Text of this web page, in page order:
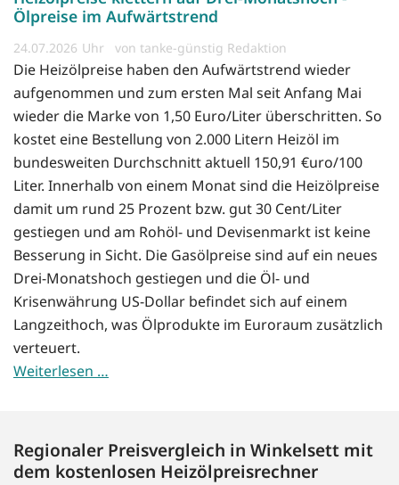
Ölpreise im Aufwärtstrend
24.07.2026 von tanke-günstig Redaktion
Die Heizölpreise haben den Aufwärtstrend wieder
aufgenommen und zum ersten Mal seit Anfang Mai
wieder die Marke von 1,50 Euro/Liter überschritten. So
kostet eine Bestellung von 2.000 Litern Heizöl im
bundesweiten Durchschnitt aktuell 150,91 €uro/100
Liter. Innerhalb von einem Monat sind die Heizölpreise
damit um rund 25 Prozent bzw. gut 30 Cent/Liter
gestiegen und am Rohöl- und Devisenmarkt ist keine
Besserung in Sicht. Die Gasölpreise sind auf ein neues
Drei-Monatshoch gestiegen und die Öl- und
Krisenwährung US-Dollar befindet sich auf einem
Langzeithoch, was Ölprodukte im Euroraum zusätzlich
verteuert.
Weiterlesen …
Regionaler Preisvergleich in Winkelsett mit
dem kostenlosen Heizölpreisrechner